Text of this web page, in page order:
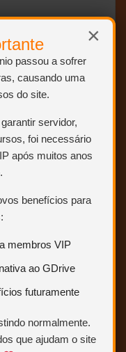
×
passou a sofrer
causando uma
do site.
servidor,
foi necessário
após muitos anos
benefícios para
membros VIP
ao GDrive
futuramente
normalmente.
que ajudam o site
DUAL AUDIO
RICHERS)
<<<
– (Dual
2160p 4K +